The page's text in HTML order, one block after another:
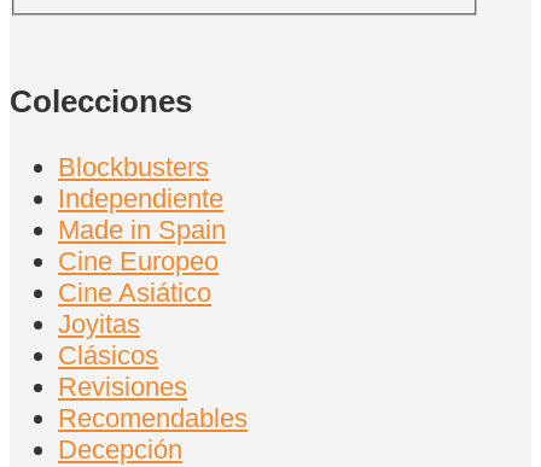
Colecciones
Blockbusters
Independiente
Made in Spain
Cine Europeo
Cine Asiático
Joyitas
Clásicos
Revisiones
Recomendables
Decepción